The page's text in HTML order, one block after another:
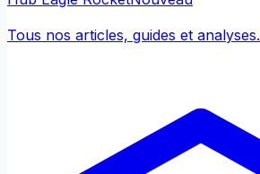
Tous nos articles, guides et analyses.